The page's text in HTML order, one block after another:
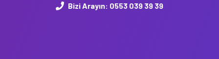
Bizi Arayın: 0553 039 39 39